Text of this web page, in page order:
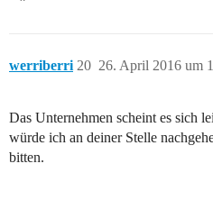
werriberri 26. April 2016 um
20
Das Unternehmen scheint es sich
würde ich an deiner Stelle
bitten.